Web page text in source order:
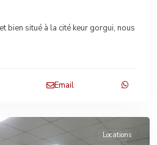
bien situé à la cité keur gorgui, nous
Email
Locations